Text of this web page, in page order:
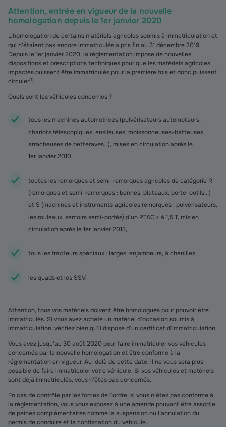
Attention, entrée en vigueur de la nouvelle
homologation depuis le 1er janvier 2020
L’homologation de certains matériels agricoles soumis à immatriculation et
qui n'étaient pas encore immatriculés a pris fin au 31 décembre 2019.
Depuis le 1er janvier 2020, la réglementation impose de nouvelles
dispositions et prescriptions techniques pour que les matériels agricoles
impactés puissent être immatriculés pour la première fois et donc puissent
circuler(1).
Quels sont les véhicules concernés ?
tous les machines automotrices (pulvérisateurs automoteurs,
chariots télescopiques, ensileuses, moissonneuses-batteuses,
arracheuses de betteraves…), mises en circulation après le
1er janvier 2010,
toutes les remorques et semi-remorques agricoles de catégorie R
(remorques et semi-remorques : bennes, plateaux, porte-outils...)
et S (machines et instruments agricoles remorqués : pulvérisateurs,
les rouleaux, semoirs semi-portés) d’un PTAC > à 1,5 T, mis en
circulation après le 1er janvier 2013,
tous les tracteurs spéciaux : larges, enjambeurs, à chenilles,
les quads et les SSV.
Attention, tous vos matériels doivent être homologués pour pouvoir être
immatriculés. Si vous avez acheté un matériel d’occasion soumis à
immatriculation, vérifiez bien qu’il dispose d’un certificat d’immatriculation.
Vous avez jusqu’au 30 août 2020 pour faire immatriculer vos véhicules
concernés par la nouvelle homologation et être conforme à la
réglementation en vigueur. Au-delà de cette date, il ne vous sera plus
possible de faire immatriculer votre véhicule. Si vos véhicules et matériels
sont déjà immatriculés, vous n'êtes pas concernés.
En cas de contrôle par les forces de l’ordre, si vous n’êtes pas conforme à
la réglementation, vous vous exposez à une amende pouvant être assortie
de peines complémentaires comme la suspension ou l’annulation du
permis de conduire et la confiscation du véhicule.